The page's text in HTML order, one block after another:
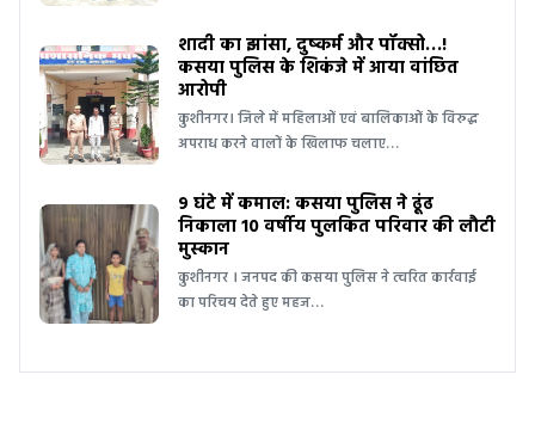
शादी का झांसा, दुष्कर्म और पॉक्सो…!
कसया पुलिस के शिकंजे में आया वांछित
आरोपी
कुशीनगर। जिले में महिलाओं एवं बालिकाओं के विरुद्ध
अपराध करने वालों के खिलाफ चलाए…
9 घंटे में कमाल: कसया पुलिस ने ढूंढ
निकाला 10 वर्षीय पुलकित परिवार की लौटी
मुस्कान
कुशीनगर । जनपद की कसया पुलिस ने त्वरित कार्रवाई
का परिचय देते हुए महज…